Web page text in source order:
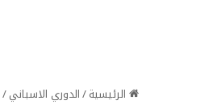
الرئيسية/الدوري الاسباني/